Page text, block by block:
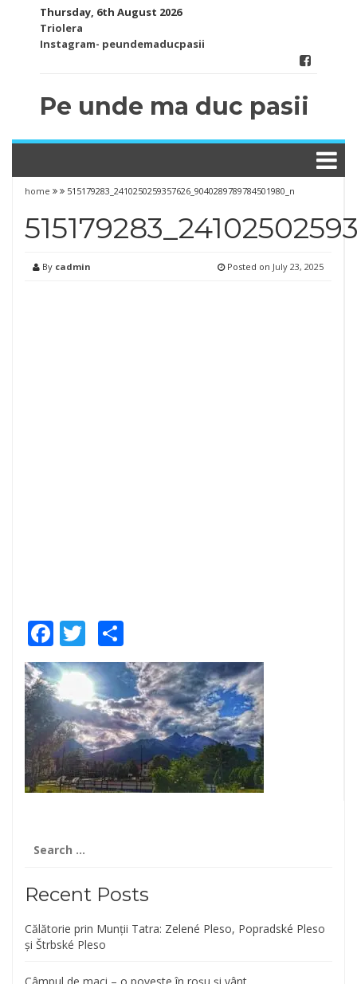
Thursday, 6th August 2026
Triolera
Instagram- peundemaducpasii
Pe unde ma duc pasii
home 515179283_2410250259357626_9040289789784501980_n
By cadmin Posted on July 23, 2025
Facebook
Twitter
for:
Recent Posts
Călătorie prin Munții Tatra: Zelené Pleso, Popradské Pleso
și Štrbské Pleso